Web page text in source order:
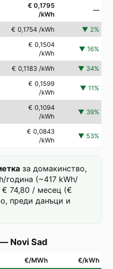
€ 0,1795
/kWh
—
€ 0,1754 /kWh ▼ 2%
€ 0,1504
/kWh
▼ 16%
€ 0,1183 /kWh ▼ 34%
€ 0,1599
/kWh
▼ 11%
€ 0,1094
/kWh
▼ 39%
€ 0,0843
/kWh
▼ 53%
за домакинство,
година (~417 kWh/
€ 74,80 / месец (€
преди данъци и
— Novi Sad
€/MWh €/kWh